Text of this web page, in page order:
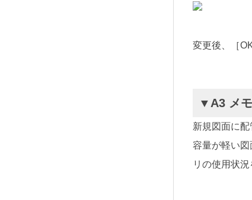
変更後、［
▼A3 メ
新規図面に
容量が軽い
リの使用状況